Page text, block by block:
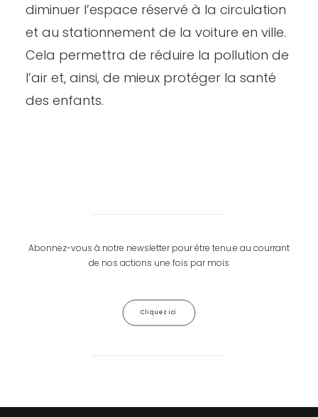
diminuer l’espace réservé à la circulation
et au stationnement de la voiture en ville.
Cela permettra de réduire la pollution de
l’air et, ainsi, de mieux protéger la santé
des enfants.
Abonnez-vous à notre newsletter pour être tenu.e au courrant
de nos actions une fois par mois
Cliquez ici